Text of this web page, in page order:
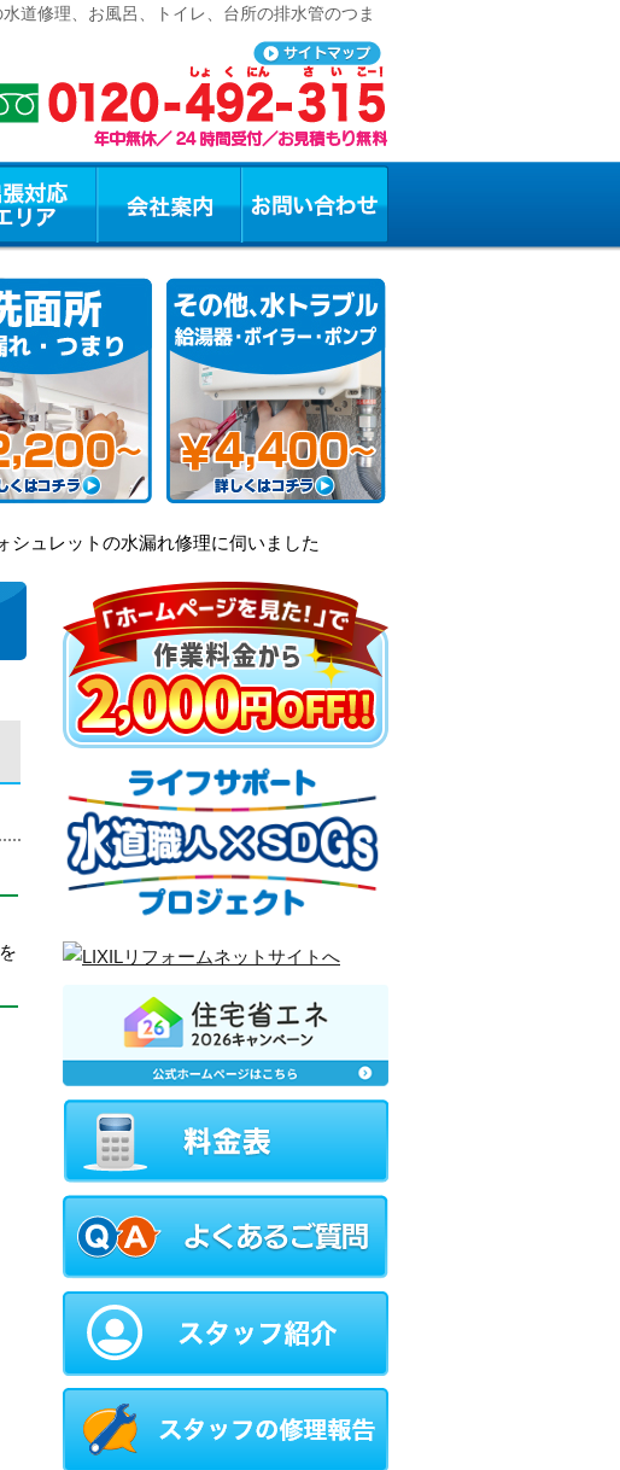
道修理、お風呂、トイレ、台所の排水管のつま
シュレットの水漏れ修理に伺いました